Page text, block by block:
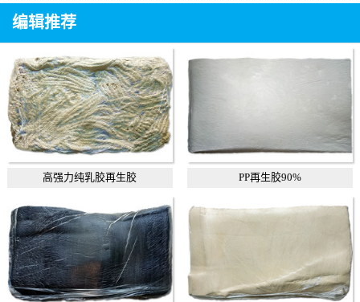
编辑推荐
高强力纯乳胶再生胶 PP再生胶90%